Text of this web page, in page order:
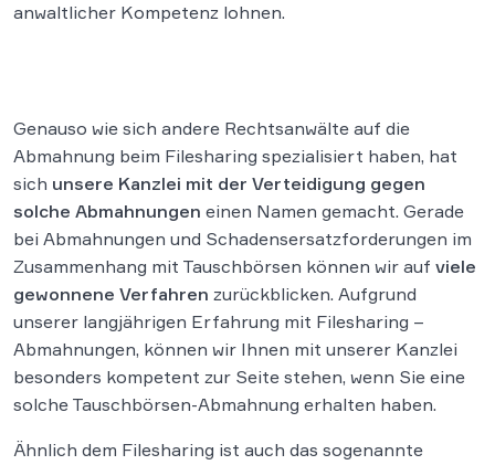
anwaltlicher Kompetenz lohnen.
Genauso wie sich andere Rechtsanwälte auf die
Abmahnung beim Filesharing spezialisiert haben, hat
sich unsere Kanzlei mit der Verteidigung gegen
solche Abmahnungen einen Namen gemacht. Gerade
bei Abmahnungen und Schadensersatzforderungen im
Zusammenhang mit Tauschbörsen können wir auf viele
gewonnene Verfahren zurückblicken. Aufgrund
unserer langjährigen Erfahrung mit Filesharing –
Abmahnungen, können wir Ihnen mit unserer Kanzlei
besonders kompetent zur Seite stehen, wenn Sie eine
solche Tauschbörsen-Abmahnung erhalten haben.
Ähnlich dem Filesharing ist auch das sogenannte